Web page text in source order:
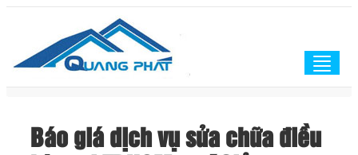
Báo giá dịch vụ sửa chữa điều